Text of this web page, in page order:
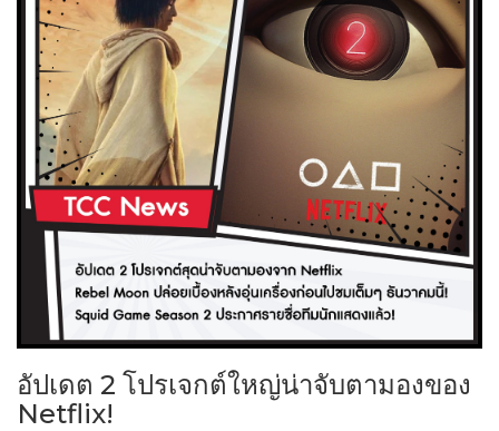
อัปเดต 2 โปรเจกต์ใหญ่น่าจับตามองของ
Netflix!